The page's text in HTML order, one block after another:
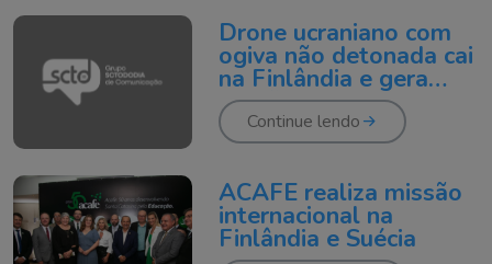
Drone ucraniano com
ogiva não detonada cai
na Finlândia e gera
tensão
Continue lendo
ACAFE realiza missão
internacional na
Finlândia e Suécia